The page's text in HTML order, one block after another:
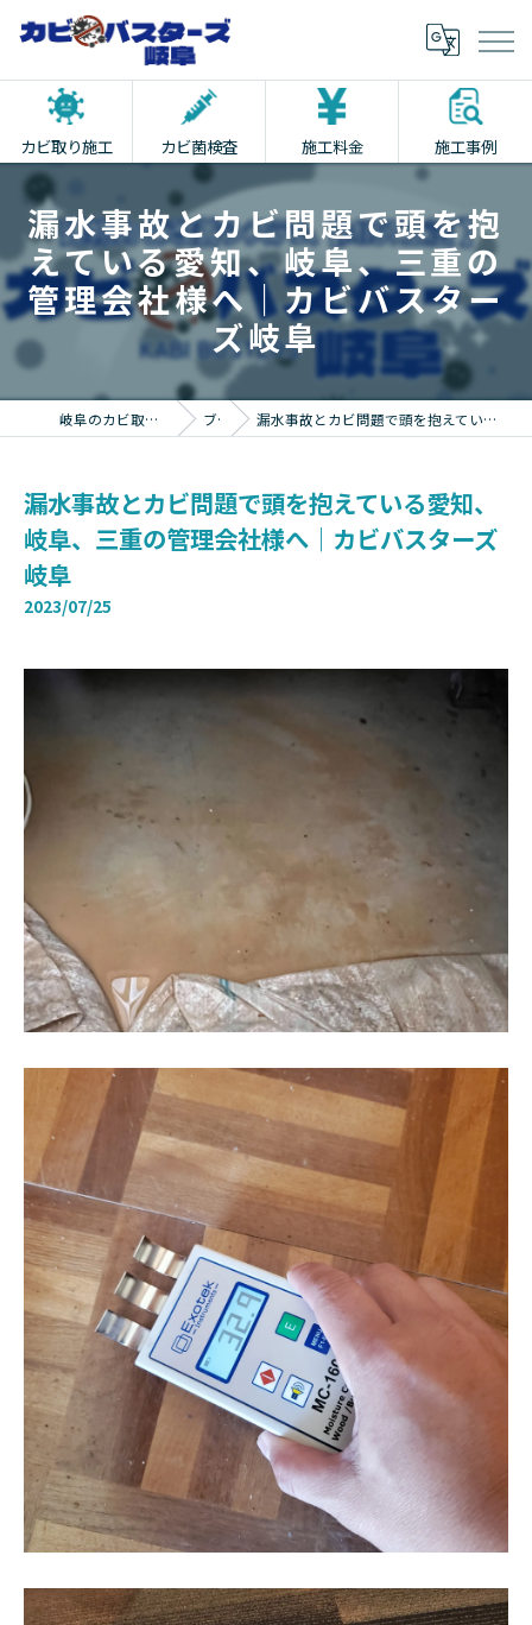
カビ取り施工 カビ菌検査 施工料金 施工事例
漏水事故とカビ問題で頭を抱
えている愛知、岐阜、三重の
管理会社様へ｜カビバスター
ズ岐阜
岐阜のカビ取りならカビバスターズ岐阜 ブログ 漏水事故とカビ問題で頭を抱えている愛知、岐阜、三重の管理会社様へ｜カビバスターズ岐阜
漏水事故とカビ問題で頭を抱えている愛知、
岐阜、三重の管理会社様へ｜カビバスターズ
岐阜
2023/07/25